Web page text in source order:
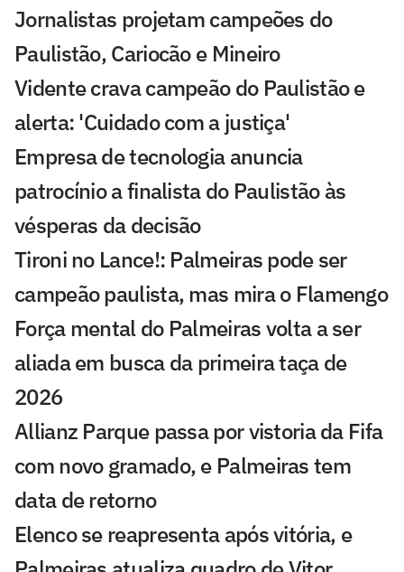
Jornalistas projetam campeões do
Paulistão, Cariocão e Mineiro
Vidente crava campeão do Paulistão e
alerta: 'Cuidado com a justiça'
Empresa de tecnologia anuncia
patrocínio a finalista do Paulistão às
vésperas da decisão
Tironi no Lance!: Palmeiras pode ser
campeão paulista, mas mira o Flamengo
Força mental do Palmeiras volta a ser
aliada em busca da primeira taça de
2026
Allianz Parque passa por vistoria da Fifa
com novo gramado, e Palmeiras tem
data de retorno
Elenco se reapresenta após vitória, e